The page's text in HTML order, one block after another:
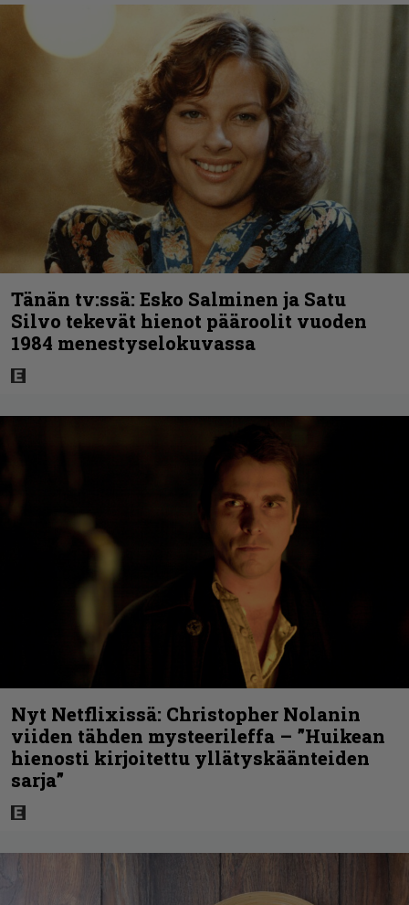
Tänän tv:ssä: Esko Salminen ja Satu
Silvo tekevät hienot pääroolit vuoden
1984 menestyselokuvassa
Nyt Netflixissä: Christopher Nolanin
viiden tähden mysteerileffa – ”Huikean
hienosti kirjoitettu yllätyskäänteiden
sarja”